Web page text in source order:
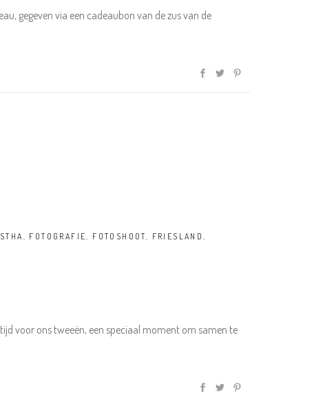
gegeven via een cadeaubon van de zus van de
, FOTOGRAFIE, FOTOSHOOT, FRIESLAND,
voor ons tweeën, een speciaal moment om samen te